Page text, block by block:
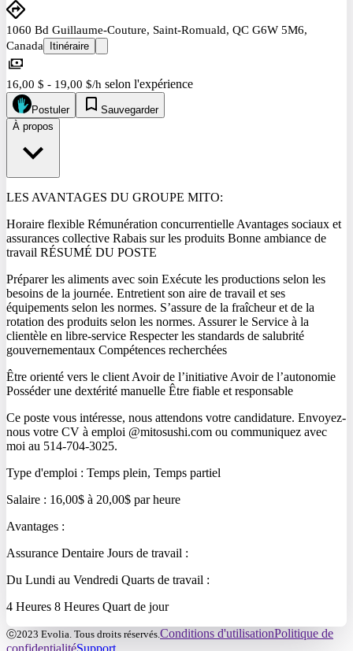
1060 Bd Guillaume-Couture, Saint-Romuald, QC G6W 5M6,
Canada
Itinéraire
16,00 $ - 19,00 $/h selon l'expérience
Postuler
Sauvegarder
À propos
LES AVANTAGES DU GROUPE MITO:
Horaire flexible Rémunération concurrentielle Avantages sociaux et
assurances collective Rabais sur les produits Bonne ambiance de
travail RÉSUMÉ DU POSTE
Préparer les aliments avec soin Exécute les productions selon les
besoins de la journée. Entretient son aire de travail et ses
équipements selon les normes. S’assure de la fraîcheur et de la
rotation des produits selon les normes. Assurer le Service à la
clientèle en libre-service Respecter les standards de salubrité
gouvernementaux Compétences recherchées
Être orienté vers le client Avoir de l’initiative Avoir de l’autonomie
Posséder une dextérité manuelle Être fiable et responsable
Ce poste vous intéresse, nous attendons votre candidature. Envoyez-
nous votre CV à emploi @mitosushi.com ou communiquez avec
moi au 514-704-3025.
Type d'emploi : Temps plein, Temps partiel
Salaire : 16,00$ à 20,00$ par heure
Avantages :
Assurance Dentaire Jours de travail :
Du Lundi au Vendredi Quarts de travail :
4 Heures 8 Heures Quart de jour
ⓒ2023 Evolia. Tous droits réservés.Conditions d'utilisationPolitique de
confidentialitéSupport